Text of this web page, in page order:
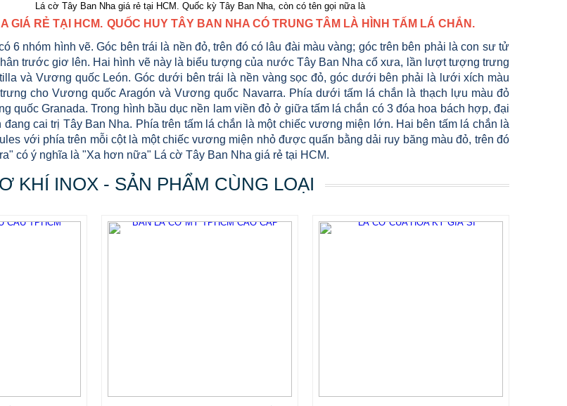
Lá cờ Tây Ban Nha giá rẻ tại HCM. Quốc kỳ Tây Ban Nha, còn có tên gọi nữa là
GIÁ RẺ TẠI HCM. QUỐC HUY TÂY BAN NHA CÓ TRUNG TÂM LÀ HÌNH TẤM LÁ CHẮN.
6 nhóm hình vẽ. Góc bên trái là nền đỏ, trên đó có lâu đài màu vàng; góc trên bên phải là con sư tử
trước giơ lên. Hai hình vẽ này là biểu tượng của nước Tây Ban Nha cổ xưa, lần lượt tượng trưng
và Vương quốc León. Góc dưới bên trái là nền vàng sọc đỏ, góc dưới bên phải là lưới xích màu
cho Vương quốc Aragón và Vương quốc Navarra. Phía dưới tấm lá chắn là thạch lựu màu đỏ
quốc Granada. Trong hình bầu dục nền lam viền đỏ ở giữa tấm lá chắn có 3 đóa hoa bách hợp, đại
đang cai trị Tây Ban Nha. Phía trên tấm lá chắn là một chiếc vương miện lớn. Hai bên tấm lá chắn là
với phía trên mỗi cột là một chiếc vương miện nhỏ được quấn bằng dải ruy băng màu đỏ, trên đó
có ý nghĩa là "Xa hơn nữa" Lá cờ Tây Ban Nha giá rẻ tại HCM.
KHÍ INOX - SẢN PHẨM CÙNG LOẠI